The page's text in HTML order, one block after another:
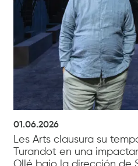
01.06.2026
Les Arts clausura su
Turandot en una